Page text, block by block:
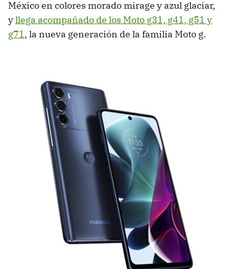
México en colores morado mirage y azul glaciar,
yllega acompañado de los Moto g31, g41, g51 y
g71 , la nueva generación de la familia Moto g.